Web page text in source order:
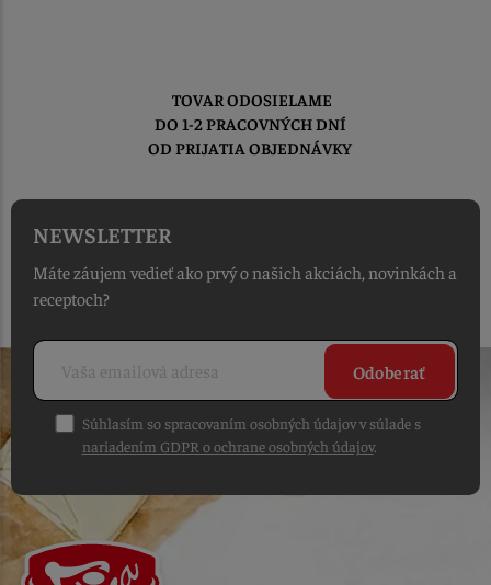
TOVAR ODOSIELAME
DO 1-2 PRACOVNÝCH DNÍ
OD PRIJATIA OBJEDNÁVKY
NEWSLETTER
Máte záujem vedieť ako prvý o našich akciách, novinkách a
receptoch?
Odoberať
Súhlasím so spracovaním osobných údajov v súlade s
nariadením GDPR o ochrane osobných údajov.